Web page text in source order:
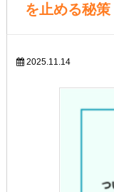
を止める秘策
2025.11.14